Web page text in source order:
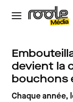
devient la
bouchons
Chaque année,